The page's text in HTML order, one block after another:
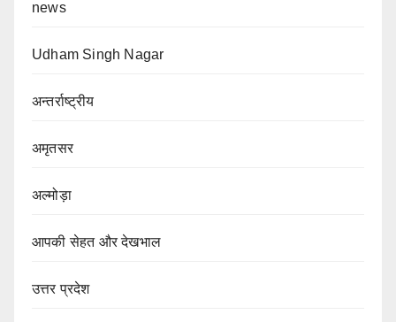
news
Udham Singh Nagar
अन्तर्राष्ट्रीय
अमृतसर
अल्मोड़ा
आपकी सेहत और देखभाल
उत्तर प्रदेश